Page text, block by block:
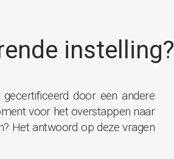
instelling?
door een andere
voor het overstappen naar
Het antwoord op deze vragen